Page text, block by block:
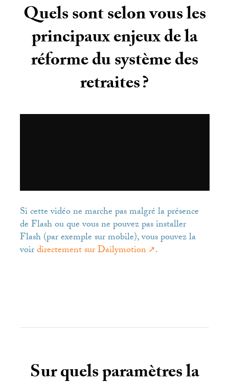
Quels sont selon vous les
principaux enjeux de la
réforme du système des
retraites?
Si cette vidéo ne marche pas malgré la présence
de Flash ou que vous ne pouvez pas installer
Flash (par exemple sur mobile), vous pouvez la
voirdirectement sur Dailymotion .
Sur quels paramètres la